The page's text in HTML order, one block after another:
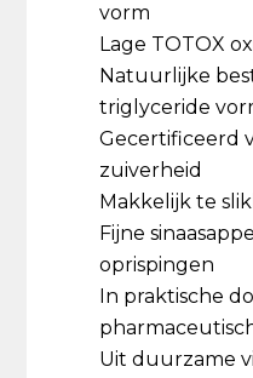
vorm
Lage TOTOX
Natuurlijke
triglyceride
Gecertificeerd
zuiverheid
Makkelijk te
Fijne
oprispingen
In praktische
Uit duurzame